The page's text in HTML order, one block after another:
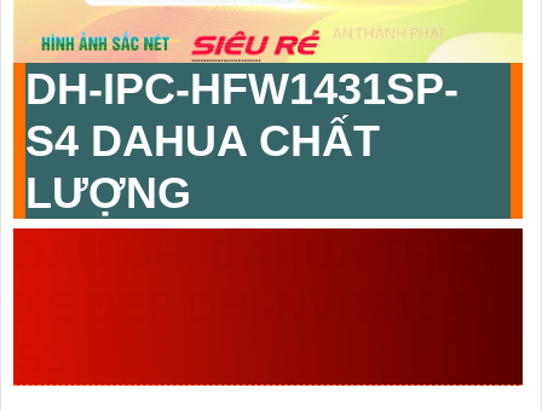
DH-IPC-HFW1431SP-
S4 DAHUA CHẤT
LƯỢNG